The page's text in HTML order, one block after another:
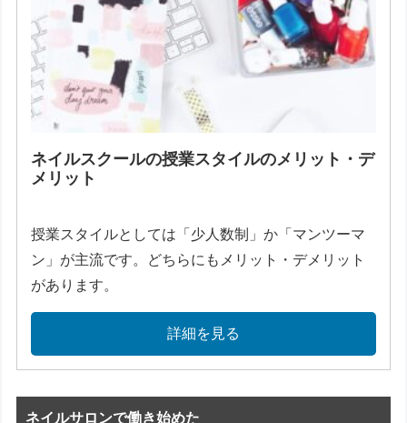
ネイルスクールの授業スタイルのメリット・デ
メリット
授業スタイルとしては「少人数制」か「マンツーマ
ン」が主流です。どちらにもメリット・デメリット
があります。
詳細を見る
ネイルサロンで働き始めた